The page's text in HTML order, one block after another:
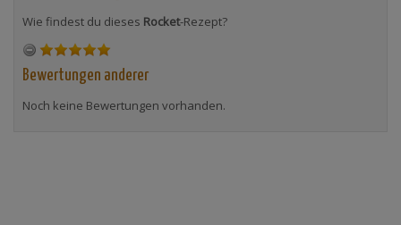
Wie findest du dieses Rocket-Rezept?
Bewertungen anderer
Noch keine Bewertungen vorhanden.